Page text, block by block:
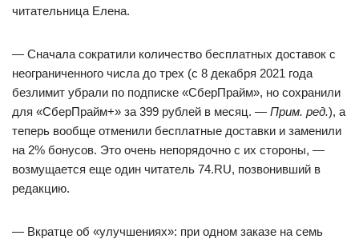
читательница Елена.
— Сначала сократили количество бесплатных доставок с
неограниченного числа до трех (с 8 декабря 2021 года
безлимит убрали по подписке «СберПрайм», но сохранили
для «СберПрайм+» за 399 рублей в месяц. — Прим. ред.), а
теперь вообще отменили бесплатные доставки и заменили
на 2% бонусов. Это очень непорядочно с их стороны, —
возмущается еще один читатель 74.RU, позвонивший в
редакцию.
— Вкратце об «улучшениях»: при одном заказе на семь